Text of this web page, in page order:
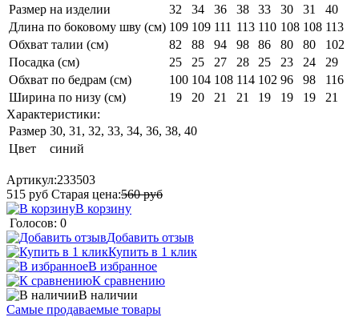
Размер на изделии
32 34 36 38 33 30 31
40
Длина по боковому шву (см) 109 109 111 113 110 108 108 113
Обхват талии (см)
82 88 94 98 86 80 80
102
Посадка (см)
25 25 27 28 25 23 24
29
Обхват по бедрам (см)
100 104 108 114 102 96 98
116
Ширина по низу (см)
19 20 21 21 19 19 19
21
Характеристики:
Размер 30, 31, 32, 33, 34, 36, 38, 40
Цвет
синий
Артикул:233503
515 руб Старая цена:560руб
В корзину
Голосов: 0
Добавить отзыв
Купить в 1 клик
В избранное
К сравнению
В наличии
Самые продаваемые товары